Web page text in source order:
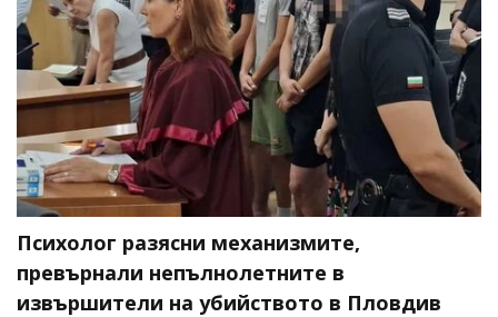
Психолог разясни механизмите,
превърнали непълнолетните в
извършители на убийството в Пловдив